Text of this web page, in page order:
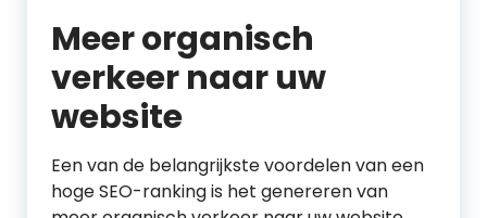
Meer organisch
verkeer naar uw
website
Een van de belangrijkste voordelen van een
hoge SEO-ranking is het genereren van